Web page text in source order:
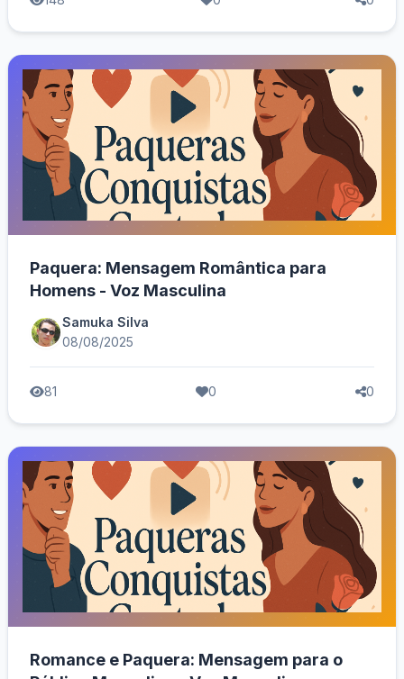
Paquera: Mensagem Romântica para
Homens - Voz Masculina
Samuka Silva
08/08/2025
81 0 0
Romance e Paquera: Mensagem para o